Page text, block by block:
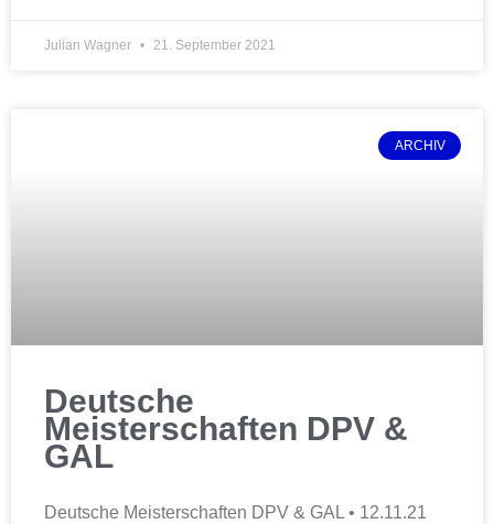
Julian Wagner 21. September 2021
ARCHIV
Deutsche
Meisterschaften DPV &
GAL
Deutsche Meisterschaften DPV & GAL • 12.11.21